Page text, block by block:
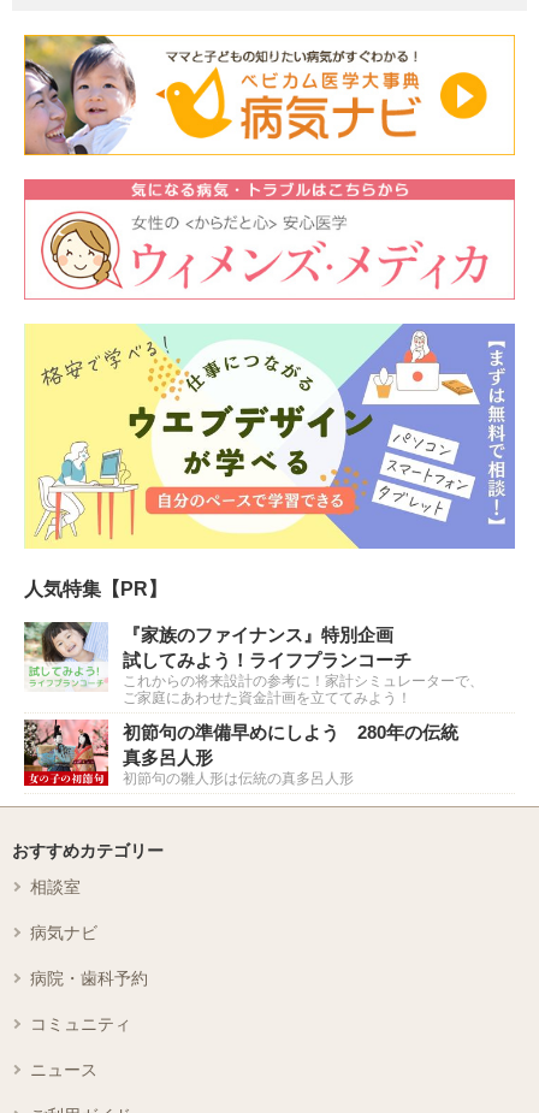
人気特集【PR】
『家族のファイナンス』特別企画
試してみよう！ライフプランコーチ
これからの将来設計の参考に！家計シミュレーターで、
ご家庭にあわせた資金計画を立ててみよう！
初節句の準備早めにしよう 280年の伝統
真多呂人形
初節句の雛人形は伝統の真多呂人形
おすすめカテゴリー
相談室
病気ナビ
病院・歯科予約
コミュニティ
ニュース